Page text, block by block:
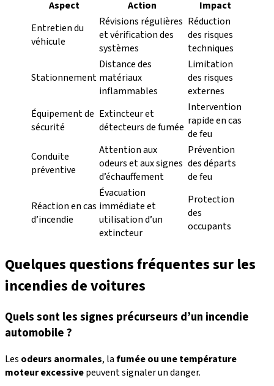
Aspect Action
Impact
Entretien du
véhicule
Révisions régulières
et vérification des
systèmes
Réduction
des risques
techniques
Stationnement
Distance des
matériaux
inflammables
Limitation
des risques
externes
Équipement de
sécurité
Extincteur et
détecteurs de fumée
Intervention
rapide en cas
de feu
Conduite
préventive
Attention aux
odeurs et aux signes
d’échauffement
Prévention
des départs
de feu
Réaction en cas
d’incendie
Évacuation
immédiate et
utilisation d’un
extincteur
Protection
des
occupants
Quelques questions fréquentes sur les
incendies de voitures
Quels sont les signes précurseurs d’un incendie
automobile ?
Les odeurs anormales, lafumée ou une température
moteur excessivepeuvent signaler un danger.